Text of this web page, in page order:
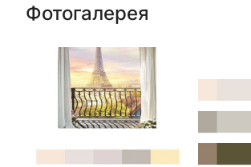
Фотогалерея